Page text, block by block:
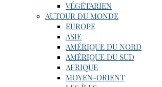
VÉGÉTARIEN
AUTOUR DU MONDE
EUROPE
ASIE
AMÉRIQUE DU NORD
AMÉRIQUE DU SUD
AFRIQUE
MOYEN-ORIENT